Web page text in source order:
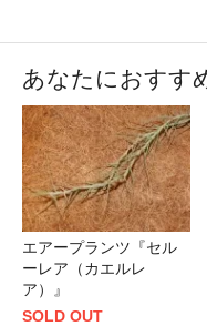
あなたにおすす
エアープランツ『セル
ーレア（カエルレ
ア）』
SOLD OUT